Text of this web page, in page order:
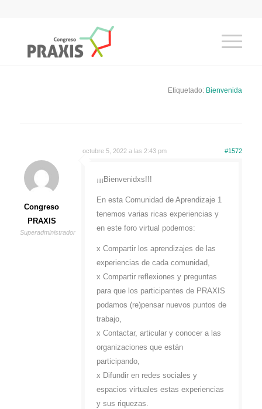
Etiquetado: Bienvenida
octubre 5, 2022 a las 2:43 pm #1572
Congreso
PRAXIS
Superadministrador
¡¡¡Bienvenidxs!!!
En esta Comunidad de Aprendizaje 1
tenemos varias ricas experiencias y
en este foro virtual podemos:
x Compartir los aprendizajes de las
experiencias de cada comunidad,
x Compartir reflexiones y preguntas
para que los participantes de PRAXIS
podamos (re)pensar nuevos puntos de
trabajo,
x Contactar, articular y conocer a las
organizaciones que están
participando,
x Difundir en redes sociales y
espacios virtuales estas experiencias
y sus riquezas.